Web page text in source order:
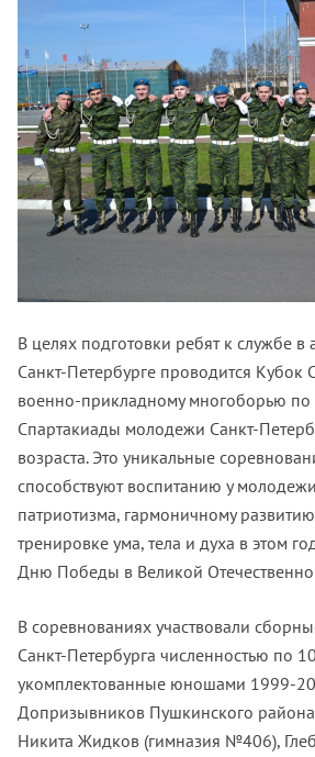
В целях подготовки ребят к службе
Санкт-Петербурге проводится Кубок
военно-прикладному многоборью
Спартакиады молодежи Санкт-
возраста. Это уникальные
способствуют воспитанию у
патриотизма, гармоничному
тренировке ума, тела и духа в этом
Дню Победы в Великой
В соревнованиях участвовали
Санкт-Петербурга численностью по
укомплектованные юношами 1999-
Допризывников Пушкинского района
Никита Жидков (гимназия №406),